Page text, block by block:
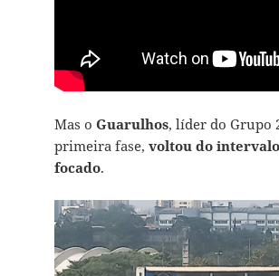
Mas o Guarulhos, líder do Grupo
primeira fase, voltou do
focado.